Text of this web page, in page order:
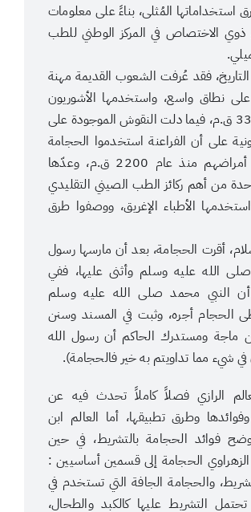
استخداماتها المُثلى، بناءً على معلومات
الاختصاص في المركز الوطني للطب
فقد عُرفت الشعوب القديمة مهنة
نطاق واسع، واستخدمها الأشوريون
منذ عام 3300 ق.م، فيما دلت النقوش الموجودة على
على أن الفراعنة استخدموا الحجامة
لعلاج بعض أمراضهم منذ عام 2200 ق.م، وعدّها
من أهم ركائز الطب الصيني التقليدي
الأطباء الإغريق، ووصفوا طرق
أقرت الحجامة، بعد أن مارسها رسول
الله عليه وسلم وأثنى عليها، ففي
النبي محمد صلى الله عليه وسلم
الحجام أجره، وثبت في المسند وسنن
ماجة ومستدرك الحاكم أن رسول الله
شيء مما تداويتم به خير فالحجامة).
الرازي فصلاً كاملاً تحدث فيه عن
وطرق تطبيقها، أما العالم ابن
فوائد الحجامة بالتشريط، في حين
الحجامة إلى قسمين أساسيين :
والحجامة الجافة التي تستخدم في
تحتمل التشريط عليها كالكبد والطحال،